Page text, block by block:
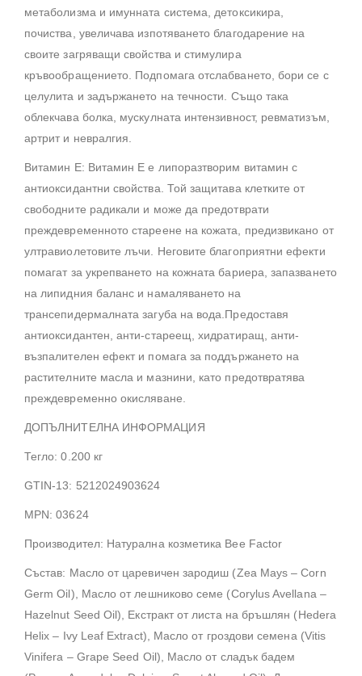
метаболизма и имунната система, детоксикира,
почиства, увеличава изпотяването благодарение на
своите загряващи свойства и стимулира
кръвообращението. Подпомага отслабването, бори се с
целулита и задържането на течности. Също така
облекчава болка, мускулната интензивност, ревматизъм,
артрит и невралгия.
Витамин Е: Витамин Е е липоразтворим витамин с
антиоксидантни свойства. Той защитава клетките от
свободните радикали и може да предотврати
преждевременното стареене на кожата, предизвикано от
ултравиолетовите лъчи. Неговите благоприятни ефекти
помагат за укрепването на кожната бариера, запазването
на липидния баланс и намаляването на
трансепидермалната загуба на вода.Предоставя
антиоксидантен, анти-стареещ, хидратиращ, анти-
възпалителен ефект и помага за поддържането на
растителните масла и мазнини, като предотвратява
преждевременно окисляване.
ДОПЪЛНИТЕЛНА ИНФОРМАЦИЯ
Тегло: 0.200 кг
GTIN-13: 5212024903624
MPN: 03624
Производител: Натурална козметика Bee Factor
Състав: Масло от царевичен зародиш (Zea Mays – Corn
Germ Oil), Масло от лешниково семе (Corylus Avellana –
Hazelnut Seed Oil), Екстракт от листа на бръшлян (Hedera
Helix – Ivy Leaf Extract), Масло от гроздови семена (Vitis
Vinifera – Grape Seed Oil), Масло от сладък бадем